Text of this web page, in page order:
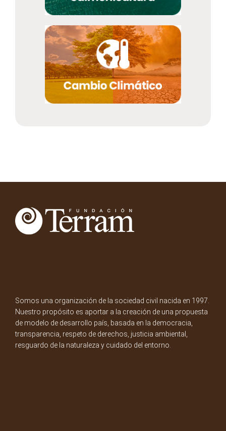
Somos una organización de la sociedad civil nacida en 1997.
Nuestro propósito es aportar a la creación de una propuesta
de modelo de desarrollo país, basada en la democracia,
transparencia, respeto de derechos, justicia ambiental,
resguardo de la naturaleza y cuidado del entorno.